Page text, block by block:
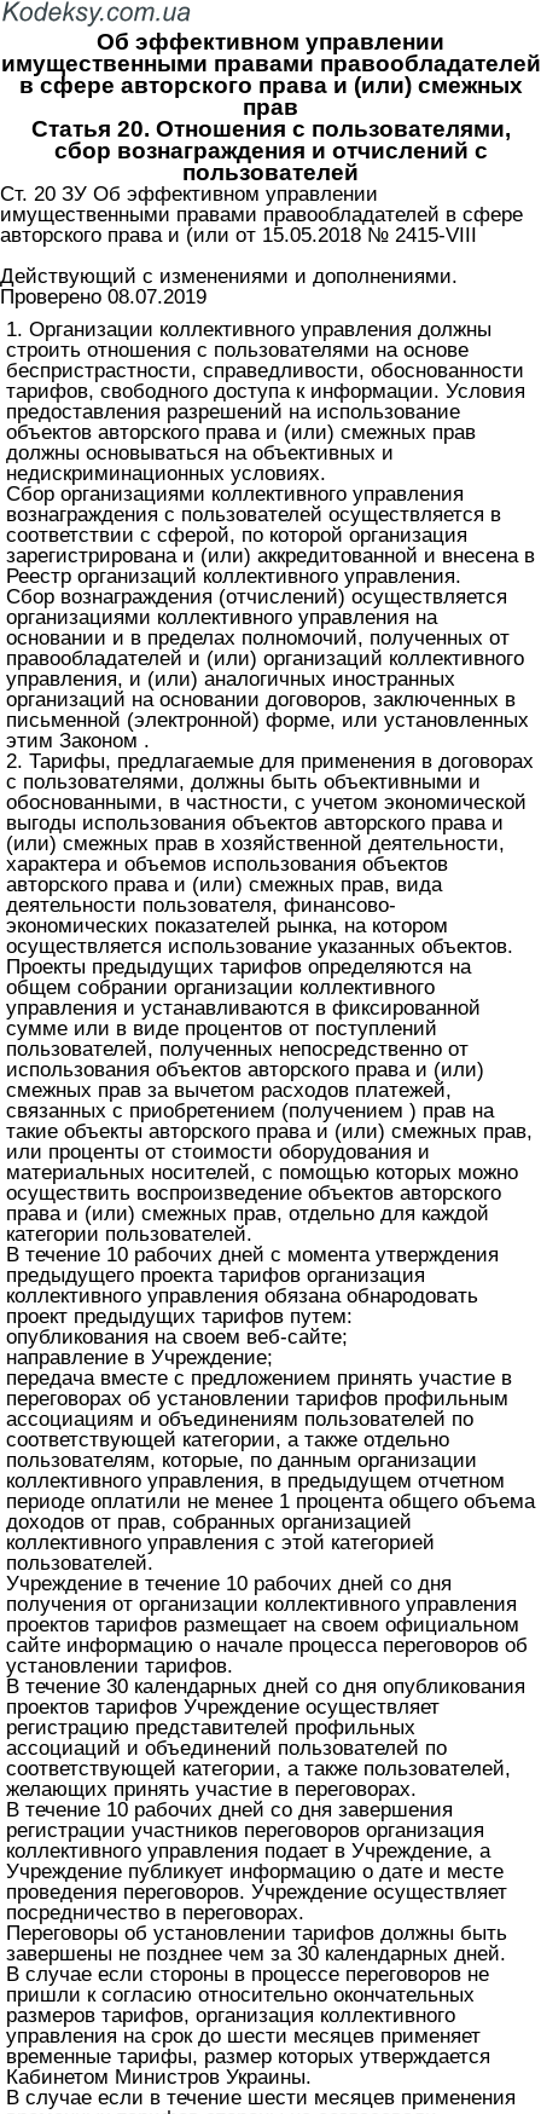
Об эффективном управлении
имущественными правами правообладателей
в сфере авторского права и (или) смежных
прав
Статья 20. Отношения с пользователями,
сбор вознаграждения и отчислений с
пользователей
Ст. 20 ЗУ Об эффективном управлении
имущественными правами правообладателей в сфере
авторского права и (или от 15.05.2018 № 2415-VIII
Действующий с изменениями и дополнениями.
Проверено 08.07.2019
1. Организации коллективного управления должны
строить отношения с пользователями на основе
беспристрастности, справедливости, обоснованности
тарифов, свободного доступа к информации. Условия
предоставления разрешений на использование
объектов авторского права и (или) смежных прав
должны основываться на объективных и
недискриминационных условиях.
Сбор организациями коллективного управления
вознаграждения с пользователей осуществляется в
соответствии с сферой, по которой организация
зарегистрирована и (или) аккредитованной и внесена в
Реестр организаций коллективного управления.
Сбор вознаграждения (отчислений) осуществляется
организациями коллективного управления на
основании и в пределах полномочий, полученных от
правообладателей и (или) организаций коллективного
управления, и (или) аналогичных иностранных
организаций на основании договоров, заключенных в
письменной (электронной) форме, или установленных
этим Законом .
2. Тарифы, предлагаемые для применения в договорах
с пользователями, должны быть объективными и
обоснованными, в частности, с учетом экономической
выгоды использования объектов авторского права и
(или) смежных прав в хозяйственной деятельности,
характера и объемов использования объектов
авторского права и (или) смежных прав, вида
деятельности пользователя, финансово-
экономических показателей рынка, на котором
осуществляется использование указанных объектов.
Проекты предыдущих тарифов определяются на
общем собрании организации коллективного
управления и устанавливаются в фиксированной
сумме или в виде процентов от поступлений
пользователей, полученных непосредственно от
использования объектов авторского права и (или)
смежных прав за вычетом расходов платежей,
связанных с приобретением (получением ) прав на
такие объекты авторского права и (или) смежных прав,
или проценты от стоимости оборудования и
материальных носителей, с помощью которых можно
осуществить воспроизведение объектов авторского
права и (или) смежных прав, отдельно для каждой
категории пользователей.
В течение 10 рабочих дней с момента утверждения
предыдущего проекта тарифов организация
коллективного управления обязана обнародовать
проект предыдущих тарифов путем:
опубликования на своем веб-сайте;
направление в Учреждение;
передача вместе с предложением принять участие в
переговорах об установлении тарифов профильным
ассоциациям и объединениям пользователей по
соответствующей категории, а также отдельно
пользователям, которые, по данным организации
коллективного управления, в предыдущем отчетном
периоде оплатили не менее 1 процента общего объема
доходов от прав, собранных организацией
коллективного управления с этой категорией
пользователей.
Учреждение в течение 10 рабочих дней со дня
получения от организации коллективного управления
проектов тарифов размещает на своем официальном
сайте информацию о начале процесса переговоров об
установлении тарифов.
В течение 30 календарных дней со дня опубликования
проектов тарифов Учреждение осуществляет
регистрацию представителей профильных
ассоциаций и объединений пользователей по
соответствующей категории, а также пользователей,
желающих принять участие в переговорах.
В течение 10 рабочих дней со дня завершения
регистрации участников переговоров организация
коллективного управления подает в Учреждение, а
Учреждение публикует информацию о дате и месте
проведения переговоров. Учреждение осуществляет
посредничество в переговорах.
Переговоры об установлении тарифов должны быть
завершены не позднее чем за 30 календарных дней.
В случае если стороны в процессе переговоров не
пришли к согласию относительно окончательных
размеров тарифов, организация коллективного
управления на срок до шести месяцев применяет
временные тарифы, размер которых утверждается
Кабинетом Министров Украины.
В случае если в течение шести месяцев применения